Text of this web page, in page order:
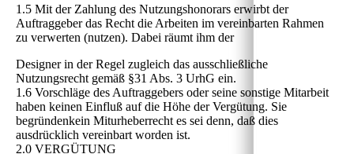
1.5 Mit der Zahlung des Nutzungshonorars erwirbt der
Auftraggeber das Recht die Arbeiten im vereinbarten Rahmen
zu verwerten (nutzen). Dabei räumt ihm der
Designer in der Regel zugleich das ausschließliche
Nutzungsrecht gemäß §31 Abs. 3 UrhG ein.
1.6 Vorschläge des Auftraggebers oder seine sonstige Mitarbeit
haben keinen Einfluß auf die Höhe der Vergütung. Sie
begründenkein Miturheberrecht es sei denn, daß dies
ausdrücklich vereinbart worden ist.
2.0 VERGÜTUNG